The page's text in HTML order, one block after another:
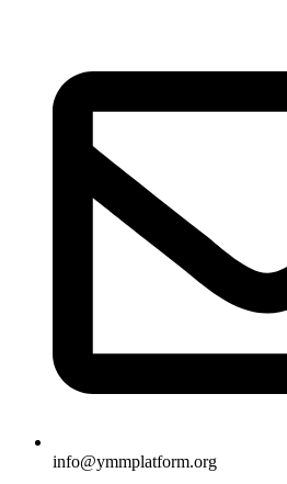
info@ymmplatform.org